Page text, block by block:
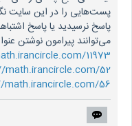
پست‌هایی را در این سایت
پاسخ نرسیدید یا پاسخ
می‌توانند پیرامون نوشتن
11973
52
56